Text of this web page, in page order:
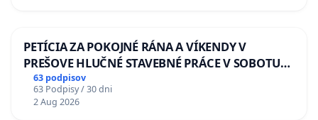
PETÍCIA ZA POKOJNÉ RÁNA A VÍKENDY V
PREŠOVE HLUČNÉ STAVEBNÉ PRÁCE V SOBOTU
LEN OD 9.00 DO 13.00 HOD., CEZ PRACOVNÝ
TÝŽDEŇ CIEĽ 8.00 – 18.00 HOD. A PRAVIDELNÁ
KONTROLA STAVBY C-AREA NA
63 podpisov
63 Podpisy / 30 dni
2 Aug 2026